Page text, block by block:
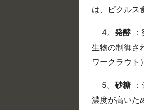
は、ピクルス
4。 発酵：
生物の制御さ
ワークラウト
5。 砂糖
濃度が高いた